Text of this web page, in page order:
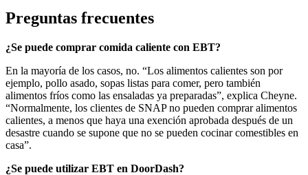
Preguntas frecuentes
¿Se puede comprar comida caliente con EBT?
En la mayoría de los casos, no. “Los alimentos calientes son por
ejemplo, pollo asado, sopas listas para comer, pero también
alimentos fríos como las ensaladas ya preparadas”, explica Cheyne.
“Normalmente, los clientes de SNAP no pueden comprar alimentos
calientes, a menos que haya una exención aprobada después de un
desastre cuando se supone que no se pueden cocinar comestibles en
casa”.
¿Se puede utilizar EBT en DoorDash?